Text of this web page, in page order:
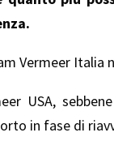
Vermeer
USA,
in fase di